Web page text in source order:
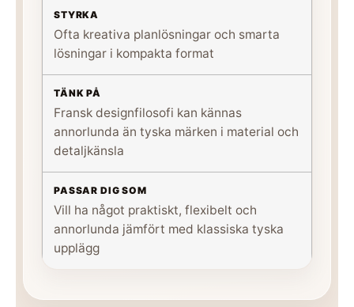
Ofta kreativa planlösningar och smarta
lösningar i kompakta format
Fransk designfilosofi kan kännas
annorlunda än tyska märken i material och
detaljkänsla
Vill ha något praktiskt, flexibelt och
annorlunda jämfört med klassiska tyska
upplägg